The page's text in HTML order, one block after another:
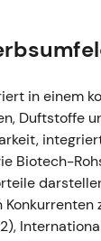
Wachstum
den
betonte
in einem
Duftstoffe
Biotech-